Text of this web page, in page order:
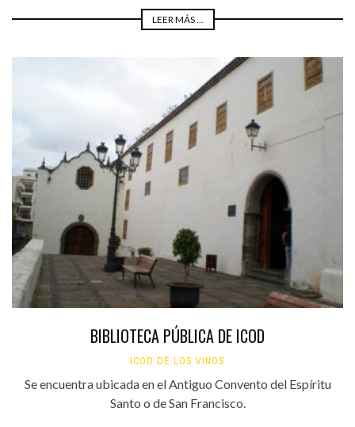
LEER MÁS ...
BIBLIOTECA PÚBLICA DE ICOD
ICOD DE LOS VINOS
Se encuentra ubicada en el Antiguo Convento del Espíritu
Santo o de San Francisco.